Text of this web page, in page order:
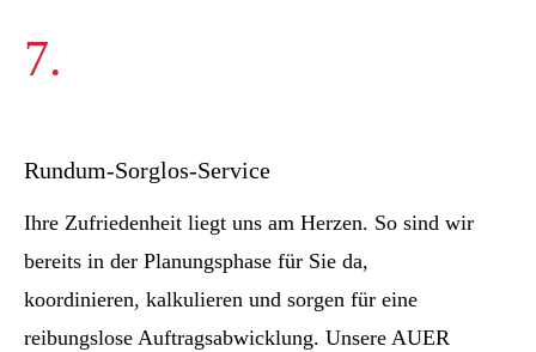
7.
Rundum-Sorglos-Service
Ihre Zufriedenheit liegt uns am Herzen. So sind wir
bereits in der Planungsphase für Sie da,
koordinieren, kalkulieren und sorgen für eine
reibungslose Auftragsabwicklung. Unsere AUER